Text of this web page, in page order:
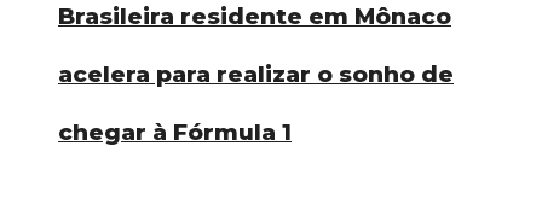
Brasileira residente em Mônaco
acelera para realizar o sonho de
chegar à Fórmula 1